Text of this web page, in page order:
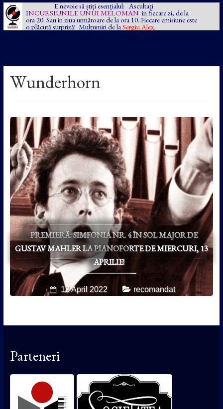
E nevoie să știți esențialul: Ascultați
INCURSIUNILE UNUI MELOMAN în fiecare zi, de la
ora 20. Sau în ziua următoare de la ora 10. Fiecare emisiune este
o plăcută surpriză! Mulțumiri de la Sergiu Alex.
Wunderhorn
PREMIERĂ: SIMFONIA NR. 4 ÎN SOL MAJOR DE
GUSTAV MAHLER LA PIANOFORTE DE MIERCURI, 13
APRILIE!
12 April 2022 recomandat
Parteneri